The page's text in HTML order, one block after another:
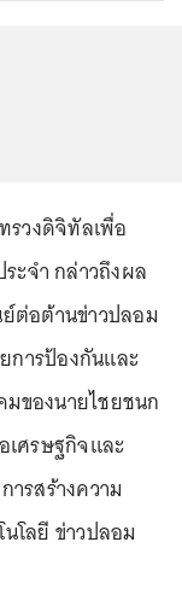
รวงดิจิทัลเพื่อ
ะจำ กล่าวถึงผล
ต่อต้านข่าวปลอม
การป้องกันและ
ของนายไชยชนก
เศรษฐกิจและ
รสร้างความ
โลยี ข่าวปลอม